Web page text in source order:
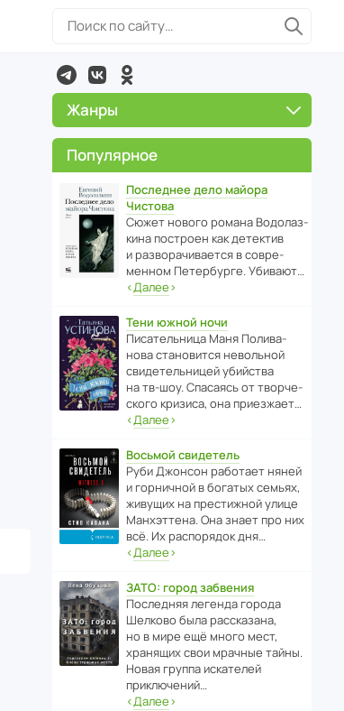
Жанры
Популярное
Последнее дело майора
Чистова
Сюжет нового романа Водо­ла­з­
кина пост­роен как дете­ктив
и разво­ра­чи­ва­ется в совре­
менном Пете­р­бурге. Убивают…
‹Далее›
Тени южной ночи
Писа­тель­ница Маня Поли­ва­
нова стано­вится невольной
свиде­тель­ницей убийства
на тв-шоу. Спасаясь от твор­че­
с­кого кризиса, она приезжает…
‹Далее›
Восьмой свидетель
Руби Джонсон рабо­тает няней
и горни­чной в богатых семьях,
живущих на прес­ти­жной улице
Манх­эт­тена. Она знает про них
всё. Их распо­рядок дня…
‹Далее›
ЗАТО: город забвения
После­дняя легенда города
Шелково была расска­зана,
но в мире ещё много мест,
хранящих свои мрачные тайны.
Новая группа иска­телей
приключений…
‹Далее›